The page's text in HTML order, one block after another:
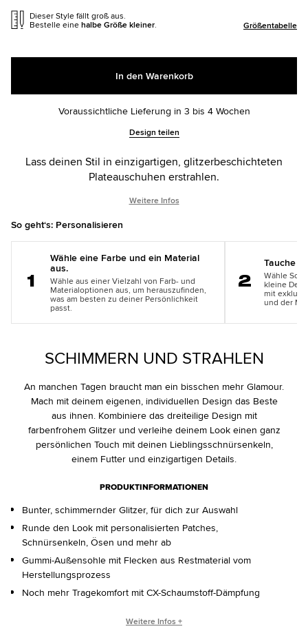
Dieser Style fällt groß aus.
Bestelle einehalbe Größe kleiner. Größentabelle
In den Warenkorb
Voraussichtliche Lieferung in 3 bis 4 Wochen
cart
Design teilen
Lass deinen Stil in einzigartigen, glitzerbeschichteten
Plateauschuhen erstrahlen.
Weitere Infos
So geht‘s: Personalisieren
Schritt
1
Wähle eine Farbe und ein Material
aus.
Wähle aus einer Vielzahl von Farb- und
Materialoptionen aus, um herauszufinden,
was am besten zu deiner Persönlichkeit
passt.
Schritt
2
Tauche
Wähle
kleine
mit
und der
SCHIMMERN UND STRAHLEN
An manchen Tagen braucht man ein bisschen mehr Glamour.
Mach mit deinem eigenen, individuellen Design das Beste
aus ihnen. Kombiniere das dreiteilige Design mit
farbenfrohem Glitzer und verleihe deinem Look einen ganz
persönlichen Touch mit deinen Lieblingsschnürsenkeln,
einem Futter und einzigartigen Details.
PRODUKTINFORMATIONEN
Bunter, schimmernder Glitzer, für dich zur Auswahl
Runde den Look mit personalisierten Patches,
Schnürsenkeln, Ösen und mehr ab
Gummi-Außensohle mit Flecken aus Restmaterial vom
Herstellungsprozess
Noch mehr Tragekomfort mit CX-Schaumstoff-Dämpfung
CONVERSE BY YOU PRODUKTE WERDEN IN EINER ONE BOX
Weitere Infos +